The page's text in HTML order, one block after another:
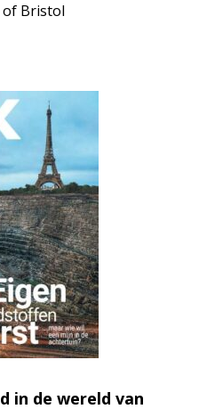
of Bristol
in de wereld van